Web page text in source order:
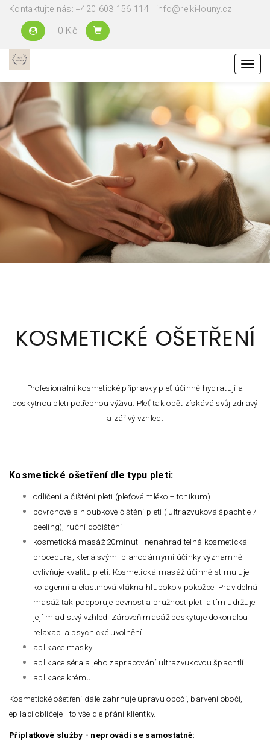
Kontaktujte nás: +420 603 156 114 | info@reiki-louny.cz
0 Kč
Menu
KOSMETICKÉ OŠETŘENÍ
Profesionální kosmetické přípravky pleť účinně hydratují a
poskytnou pleti potřebnou výživu. Pleť tak opět získává svůj zdravý
a zářivý vzhled.
Kosmetické ošetření dle typu pleti:
odlíčení a čištění pleti (pleťové mléko + tonikum)
povrchové a hloubkové čištění pleti ( ultrazvuková špachtle /
peeling), ruční dočištění
kosmetická masáž 20minut - nenahraditelná kosmetická
procedura, která svými blahodárnými účinky významně
ovlivňuje kvalitu pleti. Kosmetická masáž účinně stimuluje
kolagenní a elastinová vlákna hluboko v pokožce. Pravidelná
masáž tak podporuje pevnost a pružnost pleti a tím udržuje
její mladistvý vzhled. Zároveň masáž poskytuje dokonalou
relaxaci a psychické uvolnění.
aplikace masky
aplikace séra a jeho zapracování ultrazvukovou špachtlí
aplikace krému
Kosmetické ošetření dále zahrnuje úpravu obočí, barvení obočí,
epilaci obličeje - to vše dle přání klientky.
Příplatkové služby - neprovádí se samostatně: